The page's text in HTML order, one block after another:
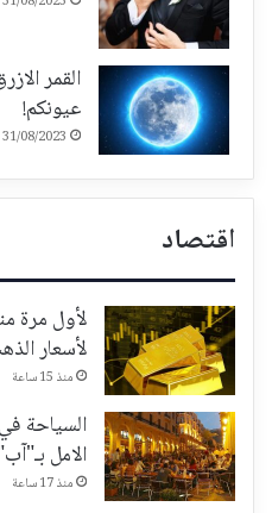
القمر
عيونكم!
31/08/2023
اقتصاد
لأسعار
منذ 15 ساعة
السياحة
الامل
منذ 17 ساعة